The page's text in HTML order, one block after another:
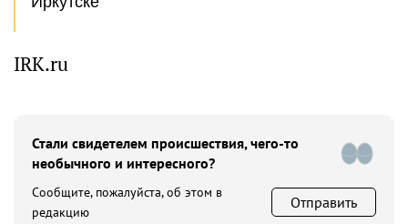
IRK.ru
Стали свидетелем происшествия, чего-то
необычного и интересного?
Сообщите, пожалуйста, об этом в
редакцию
Отправить